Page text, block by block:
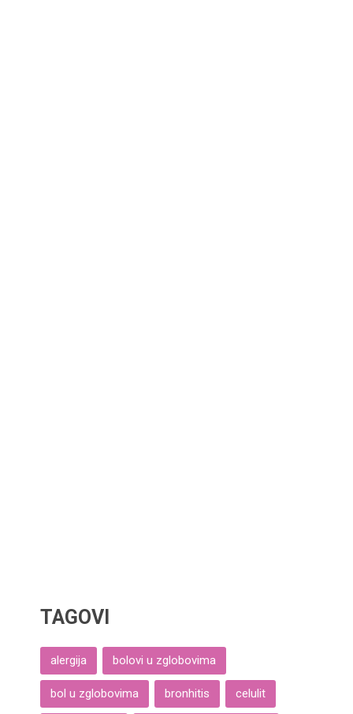
TAGOVI
alergija bolovi u zglobovima
bol u zglobovima bronhitis celulit